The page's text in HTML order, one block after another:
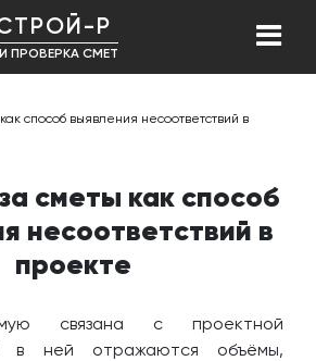
Р
ПРОВЕРКА СМЕТ
способ выявления несоответствий в
сметы как способ
несоответствий в
проекте
связана с проектной
в ней отражаются объёмы,